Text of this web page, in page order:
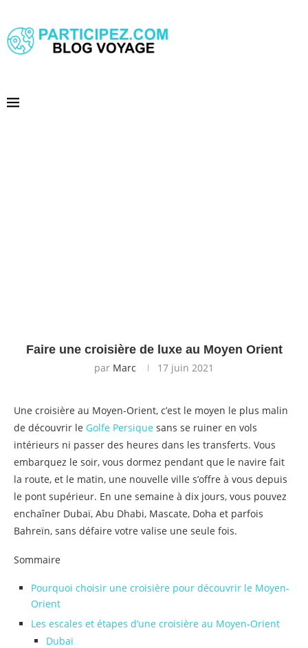
Faire une croisière de luxe au Moyen Orient
par Marc 17 juin 2021
Une croisière au Moyen-Orient, c’est le moyen le plus malin
de découvrir le Golfe Persique sans se ruiner en vols
intérieurs ni passer des heures dans les transferts. Vous
embarquez le soir, vous dormez pendant que le navire fait
la route, et le matin, une nouvelle ville s’offre à vous depuis
le pont supérieur. En une semaine à dix jours, vous pouvez
enchaîner Dubaï, Abu Dhabi, Mascate, Doha et parfois
Bahreïn, sans défaire votre valise une seule fois.
Sommaire
Pourquoi choisir une croisière pour découvrir le Moyen-
Orient
Les escales et étapes d’une croisière au Moyen-Orient
Dubaï